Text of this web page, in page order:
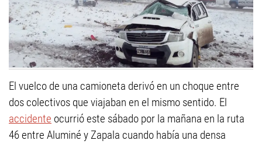
El vuelco de una camioneta derivó en un choque entre
dos colectivos que viajaban en el mismo sentido. El
accidente ocurrió este sábado por la mañana en la ruta
46 entre Aluminé y Zapala cuando había una densa